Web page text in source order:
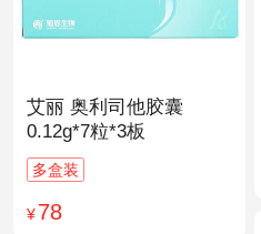
艾丽 奥利司他胶囊
0.12g*7粒*3板
多盒装
¥78